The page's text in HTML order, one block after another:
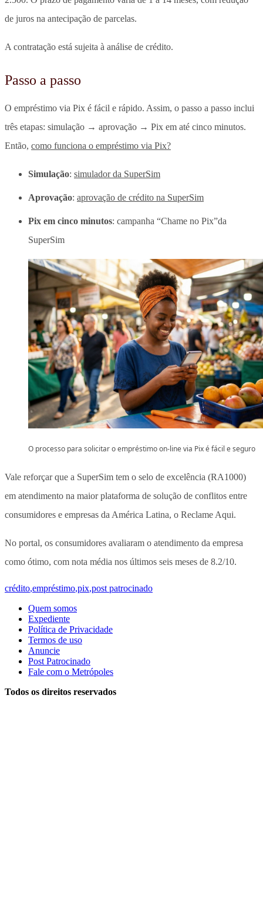
de juros na antecipação de parcelas.
A contratação está sujeita à análise de crédito.
Passo a passo
O empréstimo via Pix é fácil e rápido. Assim, o passo a passo inclui
três etapas: simulação → aprovação → Pix em até cinco minutos.
Então, como funciona o empréstimo via Pix?
Simulação: simulador da SuperSim
Aprovação: aprovação de crédito na SuperSim
Pix em cinco minutos: campanha “Chame no Pix”da
SuperSim
O processo para solicitar o empréstimo on-line via Pix é fácil e seguro
Vale reforçar que a SuperSim tem o selo de excelência (RA1000)
em atendimento na maior plataforma de solução de conflitos entre
consumidores e empresas da América Latina, o Reclame Aqui.
No portal, os consumidores avaliaram o atendimento da empresa
como ótimo, com nota média nos últimos seis meses de 8.2/10.
crédito,empréstimo,pix,post patrocinado
Quem somos
Expediente
Política de Privacidade
Termos de uso
Anuncie
Post Patrocinado
Fale com o Metrópoles
Todos os direitos reservados